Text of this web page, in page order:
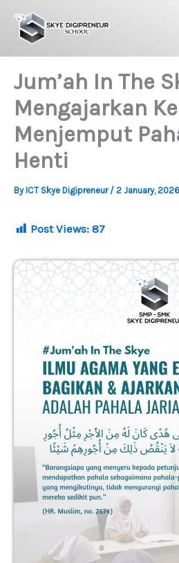
content
Jum’ah In The
Mengajarkan
Menjemput
Henti
By ICT Skye Digipreneur / 2 January, 2026
Post Views: 87